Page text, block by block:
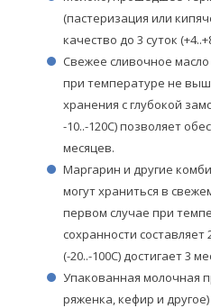
(пастеризация или
качество до 3 суток
Свежее сливочное
при температуре не
хранения с глубокой
-10..-120С) позволяет
месяцев.
Маргарин и другие
могут храниться в
первом случае при
сохранности
(-20..-100С) достигает 3
Упакованная молочная
ряженка, кефир и